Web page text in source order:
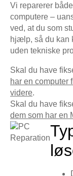
Vi reparerer
computere –
ved, at du som
hjælp, så du kan
uden tekniske
Skal du have
har en computer
videre.
Skal du have
dem som har en